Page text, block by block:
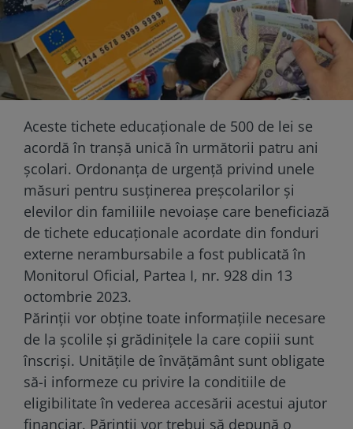
Aceste tichete educaționale de 500 de lei se
acordă în tranșă unică în următorii patru ani
școlari. Ordonanța de urgență privind unele
măsuri pentru susținerea preșcolarilor și
elevilor din familiile nevoiașe care beneficiază
de tichete educaționale acordate din fonduri
externe nerambursabile a fost publicată în
Monitorul Oficial, Partea I, nr. 928 din 13
octombrie 2023.
Părinții vor obține toate informațiile necesare
de la școlile și grădinițele la care copiii sunt
înscriși. Unitățile de învățământ sunt obligate
să-i informeze cu privire la conditiile de
eligibilitate în vederea accesării acestui ajutor
financiar. Părinții vor trebui să depună o